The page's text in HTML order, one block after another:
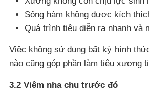
Sống hàm không được kích
Quá trình tiêu diễn ra nhanh và
Việc không sử dụng bất kỳ hình
nào cũng góp phần làm tiêu xương
3.2 Viêm nha chu trước đó